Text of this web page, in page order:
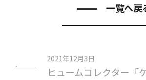
2021年12月3日
ヒュームコレクター「
一覧へ戻